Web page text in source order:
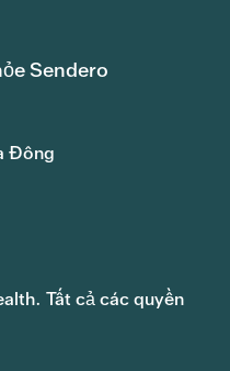
Sendero
Đông
Tất cả các quyền